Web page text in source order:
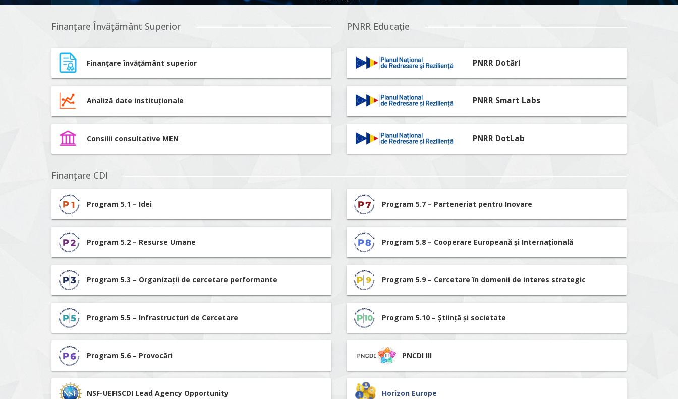
Finanțare Învățământ Superior
Finanțare învățământ superior
Analiză date instituționale
Consilii consultative MEN
PNRR Educație
PNRR Dotări
PNRR Smart Labs
PNRR DotLab
Finanțare CDI
Program 5.1 – Idei
Program 5.2 – Resurse Umane
Program 5.3 – Organizații de cercetare performante
Program 5.5 – Infrastructuri de Cercetare
Program 5.6 – Provocări
Program 5.7 – Parteneriat pentru Inovare
Program 5.8 – Cooperare Europeană și Internațională
Program 5.9 – Cercetare în domenii de interes strategic
Program 5.10 – Știință și societate
PNCDI III
NSF-UEFISCDI Lead Agency Opportunity Horizon Europe